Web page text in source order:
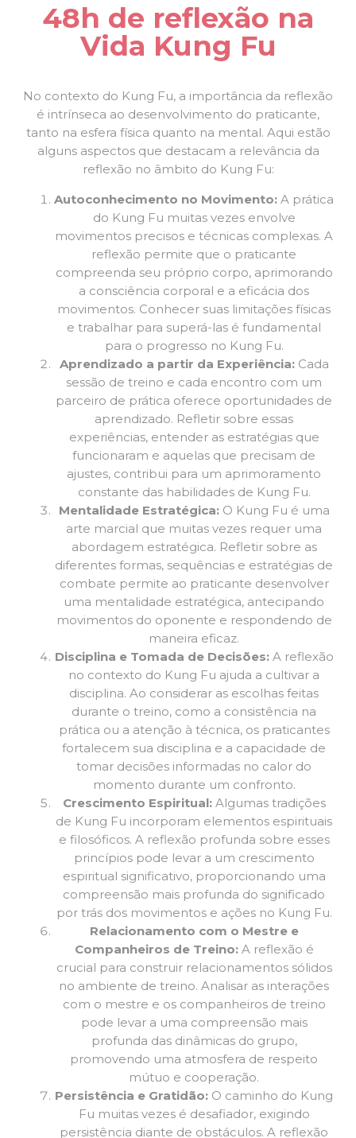
48h de reflexão na
Vida Kung Fu
No contexto do Kung Fu, a importância da reflexão
é intrínseca ao desenvolvimento do praticante,
tanto na esfera física quanto na mental. Aqui estão
alguns aspectos que destacam a relevância da
reflexão no âmbito do Kung Fu:
Autoconhecimento no Movimento: A prática
do Kung Fu muitas vezes envolve
movimentos precisos e técnicas complexas. A
reflexão permite que o praticante
compreenda seu próprio corpo, aprimorando
a consciência corporal e a eficácia dos
movimentos. Conhecer suas limitações físicas
e trabalhar para superá-las é fundamental
para o progresso no Kung Fu.
Aprendizado a partir da Experiência:Cada
sessão de treino e cada encontro com um
parceiro de prática oferece oportunidades de
aprendizado. Refletir sobre essas
experiências, entender as estratégias que
funcionaram e aquelas que precisam de
ajustes, contribui para um aprimoramento
constante das habilidades de Kung Fu.
Mentalidade Estratégica:O Kung Fu é uma
arte marcial que muitas vezes requer uma
abordagem estratégica. Refletir sobre as
diferentes formas, sequências e estratégias de
combate permite ao praticante desenvolver
uma mentalidade estratégica, antecipando
movimentos do oponente e respondendo de
maneira eficaz.
Disciplina e Tomada de Decisões:A reflexão
no contexto do Kung Fu ajuda a cultivar a
disciplina. Ao considerar as escolhas feitas
durante o treino, como a consistência na
prática ou a atenção à técnica, os praticantes
fortalecem sua disciplina e a capacidade de
tomar decisões informadas no calor do
momento durante um confronto.
Crescimento Espiritual:Algumas tradições
de Kung Fu incorporam elementos espirituais
e filosóficos. A reflexão profunda sobre esses
princípios pode levar a um crescimento
espiritual significativo, proporcionando uma
compreensão mais profunda do significado
por trás dos movimentos e ações no Kung Fu.
Relacionamento com o Mestre e
Companheiros de Treino:A reflexão é
crucial para construir relacionamentos sólidos
no ambiente de treino. Analisar as interações
com o mestre e os companheiros de treino
pode levar a uma compreensão mais
profunda das dinâmicas do grupo,
promovendo uma atmosfera de respeito
mútuo e cooperação.
Persistência e Gratidão: O caminho do Kung
Fu muitas vezes é desafiador, exigindo
persistência diante de obstáculos. A reflexão